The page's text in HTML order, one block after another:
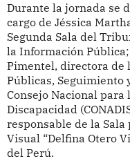
Durante la jornada se
cargo de Jéssica
Segunda Sala del
la Información
Pimentel, directora de
Públicas, Seguimiento
Consejo Nacional
Discapacidad
responsable de la Sala
Visual “Delfina Otero
del Perú.